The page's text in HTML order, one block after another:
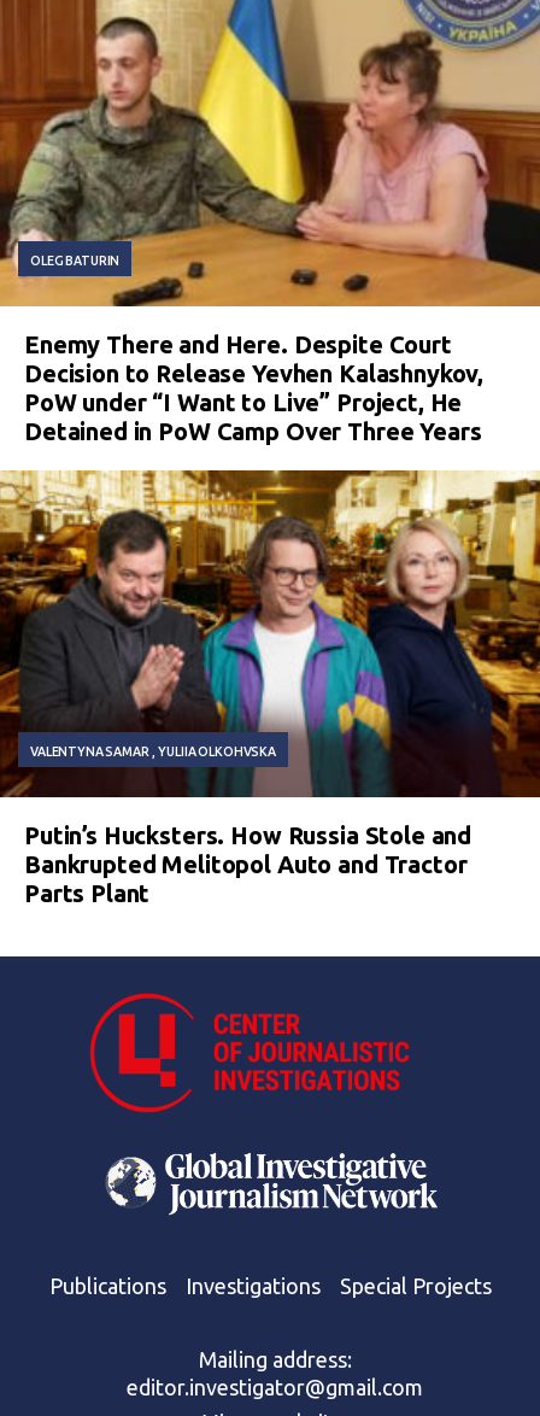
OLEG BATURIN
Enemy There and Here. Despite Court
Decision to Release Yevhen Kalashnykov,
PoW under “I Want to Live” Project, He
Detained in PoW Camp Over Three Years
VALENTYNA SAMAR YULIIA OLKOHVSKA
Putin’s Hucksters. How Russia Stole and
Bankrupted Melitopol Auto and Tractor
Parts Plant
Publications Investigations Special Projects
Mailing address:
editor.investigator@gmail.com